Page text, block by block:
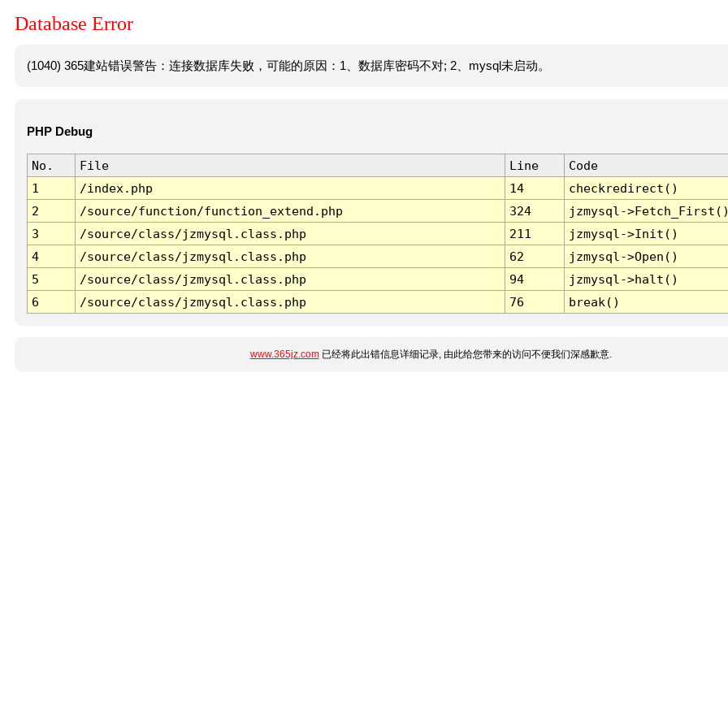
Database Error
(1040) 365建站错误警告：连接数据库失败，可能的原因：1、数据库密码不对; 2、mysql未启动。
PHP Debug
No. File Line
Code
1
/index.php 14
checkredirect()
2
/source/function/function_extend.php 324
jzmysql-
3
/source/class/jzmysql.class.php 211
jzmysql->Init()
4
/source/class/jzmysql.class.php 62
jzmysql->Open()
5
/source/class/jzmysql.class.php 94
jzmysql->halt()
6
/source/class/jzmysql.class.php 76 break()
www.365jz.com已经将此出错信息详细记录, 由此给您带来的访问不便我们深感歉意.